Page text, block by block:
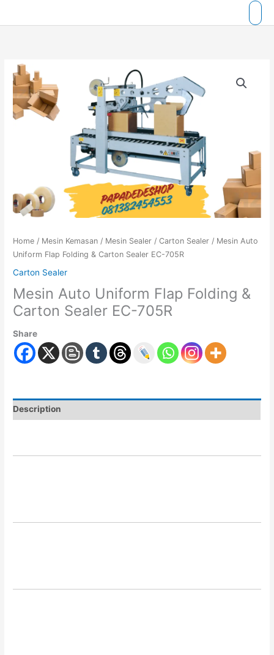
Home / Mesin Kemasan / Mesin Sealer /Carton Sealer / Mesin Auto
Uniform Flap Folding & Carton Sealer EC-705R
Carton Sealer
Mesin Auto Uniform Flap Folding &
Carton Sealer EC-705R
Share
Description